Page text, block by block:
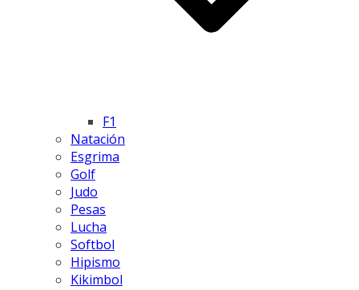
F1
Natación
Esgrima
Golf
Judo
Pesas
Lucha
Softbol
Hipismo
Kikimbol